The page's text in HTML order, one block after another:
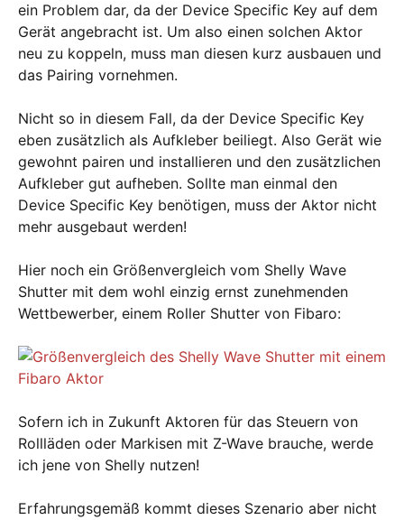
ein Problem dar, da der Device Specific Key auf dem
Gerät angebracht ist. Um also einen solchen Aktor
neu zu koppeln, muss man diesen kurz ausbauen und
das Pairing vornehmen.
Nicht so in diesem Fall, da der Device Specific Key
eben zusätzlich als Aufkleber beiliegt. Also Gerät wie
gewohnt pairen und installieren und den zusätzlichen
Aufkleber gut aufheben. Sollte man einmal den
Device Specific Key benötigen, muss der Aktor nicht
mehr ausgebaut werden!
Hier noch ein Größenvergleich vom Shelly Wave
Shutter mit dem wohl einzig ernst zunehmenden
Wettbewerber, einem Roller Shutter von Fibaro:
Sofern ich in Zukunft Aktoren für das Steuern von
Rollläden oder Markisen mit Z-Wave brauche, werde
ich jene von Shelly nutzen!
Erfahrungsgemäß kommt dieses Szenario aber nicht